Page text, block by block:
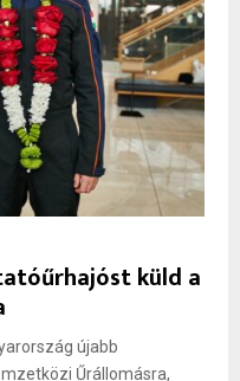
küld a
újabb
Űrállomásra,